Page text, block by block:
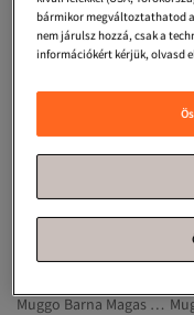
Muggo Sötétkék Edzőcipő
Muggo Női Edzőcipők
Muggo Bézs Edzőcipő
Muggo Férfi Edzőcipő
Muggo Barna Cipők
Muggo Barna Magas Sarkú Cipő
bármikor megváltoztathatod
nem járulsz hozzá, csak a
információkért kérjük, olvasd